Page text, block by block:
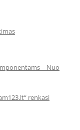
– Nuo
renkasi